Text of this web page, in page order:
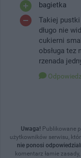
bagietka
Takiej
długo nie
cukierni
obsługa tez
rzenada
Odpowiedz
Uwaga! Publikowane
użytkowników serwisu,
nie ponosi
komentarz łamie